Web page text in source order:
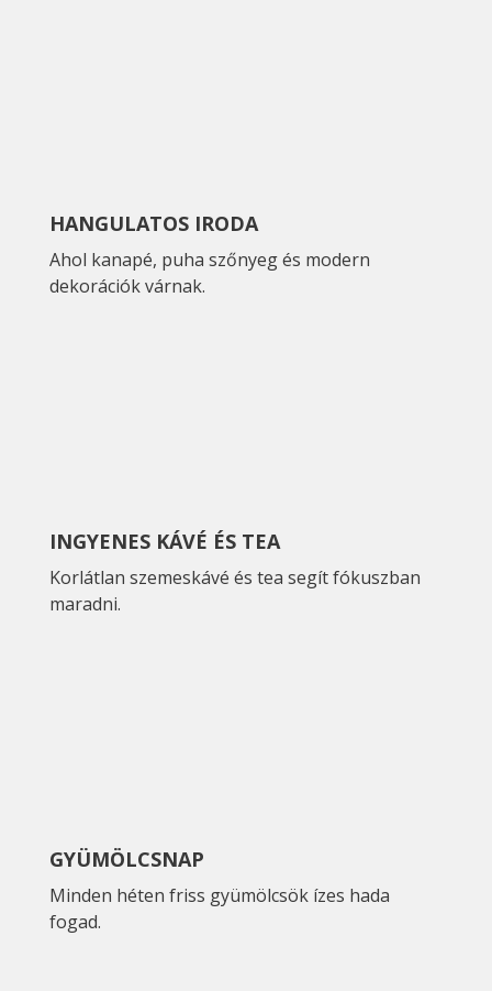
HANGULATOS IRODA
Ahol kanapé, puha szőnyeg és modern
dekorációk várnak.
INGYENES KÁVÉ ÉS TEA
Korlátlan szemeskávé és tea segít fókuszban
maradni.
GYÜMÖLCSNAP
Minden héten friss gyümölcsök ízes hada
fogad.